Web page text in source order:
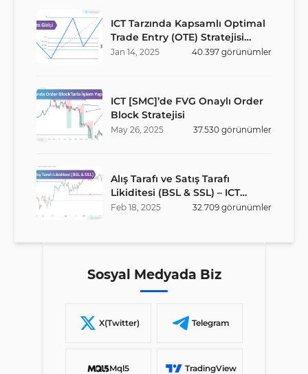
ICT Tarzında Kapsamlı Optimal
Trade Entry (OTE) Stratejisi
Rehberi
Jan 14, 2025 40.397 görünümler
ICT [SMC]’de FVG Onaylı Order
Block Stratejisi
May 26, 2025 37.530 görünümler
Alış Tarafı ve Satış Tarafı
Likiditesi (BSL & SSL) – ICT
Stratejisi
Feb 18, 2025 32.709 görünümler
Sosyal Medyada Biz
X(Twitter) Telegram
Mql5 TradingView